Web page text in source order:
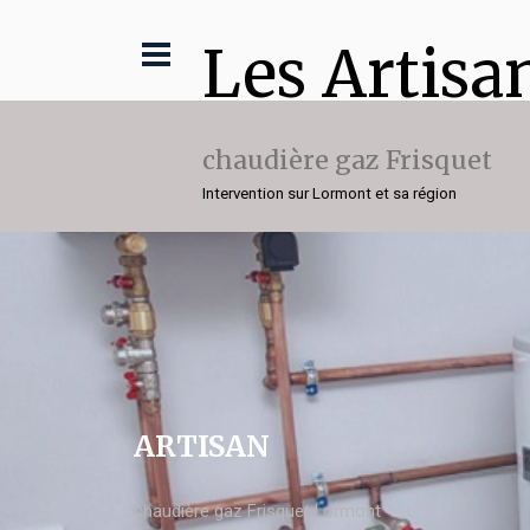
Les
chaudière gaz Frisquet
Intervention sur Lormont et sa région
ARTISAN
chaudière gaz Frisquet Lormont